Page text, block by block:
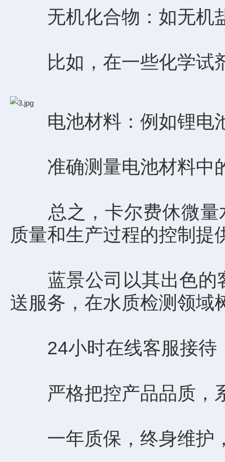
无机化合物：如无机
比如，在一些化学试剂
电池材料：例如锂电
准确测量电池材料中的
总之，卡尔费休微量
质量和生产过程的控制提
蓝景公司以其出色的客
送服务，在水质检测领域
24小时在线客服接待
严格把控产品品质，
一年质保，终身维护，